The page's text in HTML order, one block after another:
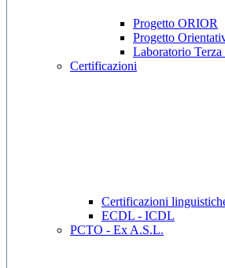
Progetto ORIOR
Progetto
Laboratorio Terza
Certificazioni
Certificazioni
ECDL - ICDL
PCTO - Ex A.S.L.